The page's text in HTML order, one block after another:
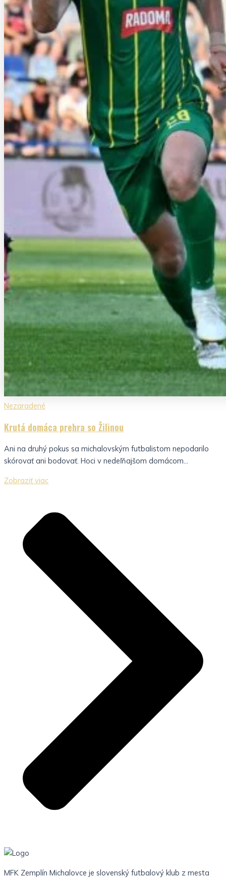
Nezaradené
Krutá domáca prehra so Žilinou
Ani na druhý pokus sa michalovským futbalistom nepodarilo
skórovať ani bodovať. Hoci v nedeľňajšom domácom...
Zobraziť viac
MFK Zemplín Michalovce je slovenský futbalový klub z mesta